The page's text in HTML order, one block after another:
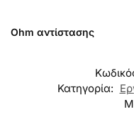
Ohm αντίστασης
Κατηγορία: